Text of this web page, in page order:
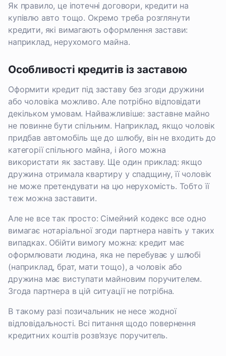
Як правило, це іпотечні договори, кредити на
купівлю авто тощо. Окремо треба розглянути
кредити, які вимагають оформлення застави:
наприклад, нерухомого майна.
Особливості кредитів із заставою
Оформити кредит під заставу без згоди дружини
або чоловіка можливо. Але потрібно відповідати
декільком умовам. Найважливіше: заставне майно
не повинне бути спільним. Наприклад, якщо чоловік
придбав автомобіль ще до шлюбу, він не входить до
категорії спільного майна, і його можна
використати як заставу. Ще один приклад: якщо
дружина отримала квартиру у спадщину, її чоловік
не може претендувати на цю нерухомість. Тобто її
теж можна заставити.
Але не все так просто: Сімейний кодекс все одно
вимагає нотаріальної згоди партнера навіть у таких
випадках. Обійти вимогу можна: кредит має
оформлювати людина, яка не перебуває у шлюбі
(наприклад, брат, мати тощо), а чоловік або
дружина має виступати майновим поручителем.
Згода партнера в цій ситуації не потрібна.
В такому разі позичальник не несе жодної
відповідальності. Всі питання щодо повернення
кредитних коштів розв’язує поручитель.